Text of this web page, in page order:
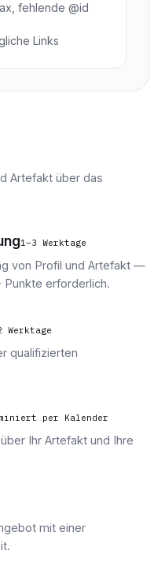
fehlende @id
Links
Artefakt über das
1–3 Werktage
von Profil und Artefakt —
Punkte erforderlich.
Werktage
qualifizierten
per Kalender
Ihr Artefakt und Ihre
mit einer